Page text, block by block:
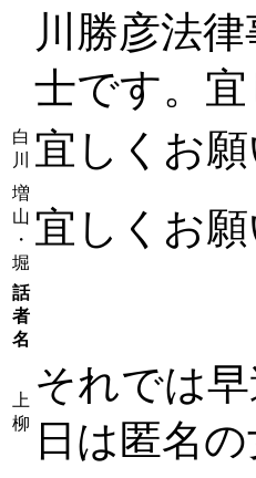
川勝彦法
士です。
白
川
宜しくお願
増
山
・
堀
宜しくお
話
者
名
上
柳
それでは
日は匿名